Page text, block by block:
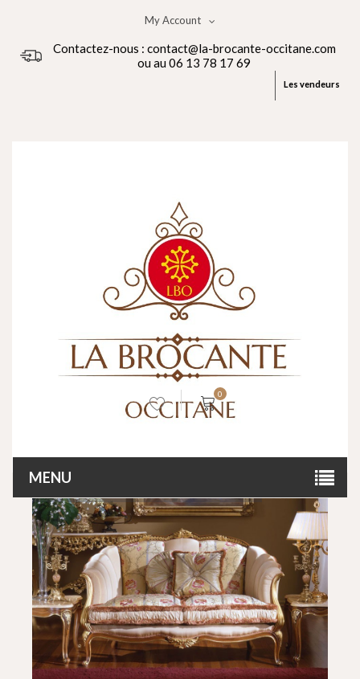
My Account
Contactez-nous : contact@la-brocante-occitane.com
ou au 06 13 78 17 69
Les vendeurs
0
MENU